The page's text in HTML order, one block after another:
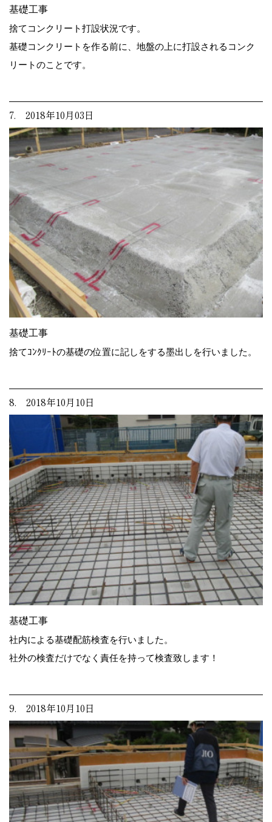
基礎工事
捨てコンクリート打設状況です。
基礎コンクリートを作る前に、地盤の上に打設されるコンク
リートのことです。
7. 2018年10月03日
基礎工事
捨てｺﾝｸﾘｰﾄの基礎の位置に記しをする墨出しを行いました。
8. 2018年10月10日
基礎工事
社内による基礎配筋検査を行いました。
社外の検査だけでなく責任を持って検査致します！
9. 2018年10月10日